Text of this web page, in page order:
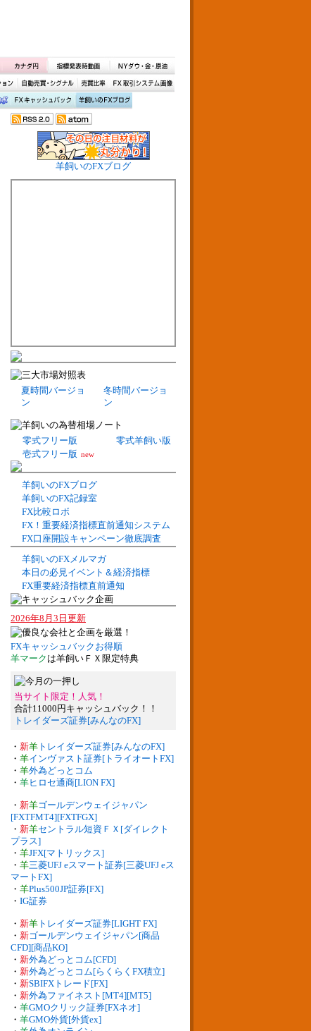
羊飼いのFXブログ
夏時間バージョ
ン
冬時間バージョ
ン
零式フリー版
零式羊飼い版
壱式フリー版 new
羊飼いのFXブログ
羊飼いのFX記録室
FX比較ロボ
FX！重要経済指標直前通知システム
FX口座開設キャンペーン徹底調査
羊飼いのFXメルマガ
本日の必見イベント＆経済指標
FX重要経済指標直前通知
2026年8月3日更新
FXキャッシュバックお得順
羊マーク は羊飼いＦＸ限定特典
当サイト限定！人気！
合計11000円キャッシュバック！！
トレイダーズ証券[みんなのFX]
・ 新羊 トレイダーズ証券[みんなのFX]
・ 羊インヴァスト証券[トライオートFX]
・ 羊外為どっとコム
・ 羊ヒロセ通商[LION FX]
・ 新羊ゴールデンウェイジャパン
[FXTFMT4][FXTFGX]
・ 新羊セントラル短資ＦＸ[ダイレクト
プラス]
・ 羊JFX[マトリックス]
・ 羊三菱UFJ eスマート証券[三菱UFJ eス
マートFX]
・ 羊Plus500JP証券[FX]
・ IG証券
・ 新羊 トレイダーズ証券[LIGHT FX]
・ 新ゴールデンウェイジャパン[商品
CFD][商品KO]
・ 新外為どっとコム[CFD]
・ 新外為どっとコム[らくらくFX積立]
・ 新SBIFXトレード[FX]
・ 新外為ファイネスト[MT4][MT5]
・ 羊GMOクリック証券[FXネオ]
・ 羊GMO外貨[外貨ex]